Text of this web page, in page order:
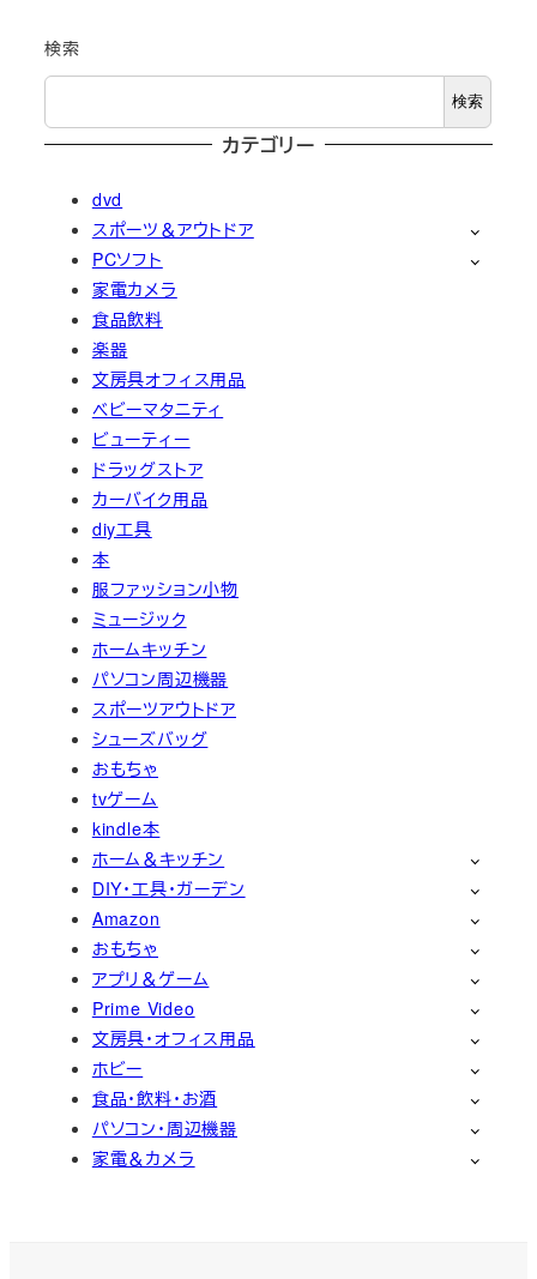
検索
検索
カテゴリー
dvd
スポーツ＆アウトドア
PCソフト
家電カメラ
食品飲料
楽器
文房具オフィス用品
ベビーマタニティ
ビューティー
ドラッグストア
カーバイク用品
diy工具
本
服ファッション小物
ミュージック
ホームキッチン
パソコン周辺機器
スポーツアウトドア
シューズバッグ
おもちゃ
tvゲーム
kindle本
ホーム＆キッチン
DIY・工具・ガーデン
Amazon
おもちゃ
アプリ＆ゲーム
Prime Video
文房具・オフィス用品
ホビー
食品・飲料・お酒
パソコン・周辺機器
家電＆カメラ